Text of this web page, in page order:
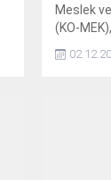
Meslek
(KO-
sunan